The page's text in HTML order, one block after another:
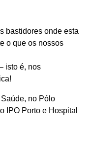
bastidores onde esta
o que os nossos
isto é, nos
no Pólo
IPO Porto e Hospital